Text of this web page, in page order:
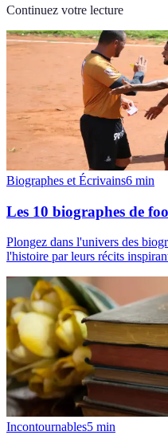
Continuez votre lecture
Biographes et Écrivains6 min
Les 10 biographes de
Plongez dans l'univers des
l'histoire par leurs récits
Incontournables5 min